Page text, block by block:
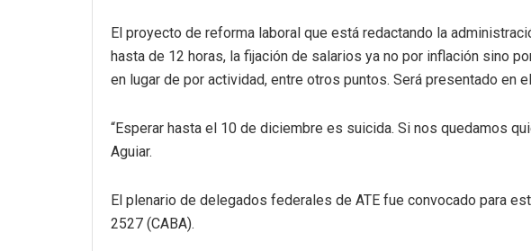
El proyecto de reforma laboral que está redactando la
hasta de 12 horas, la fijación de salarios ya no por inflación sino
en lugar de por actividad, entre otros puntos. Será presentado
“Esperar hasta el 10 de diciembre es suicida. Si nos quedamos
Aguiar.
El plenario de delegados federales de ATE fue convocado para
2527 (CABA).